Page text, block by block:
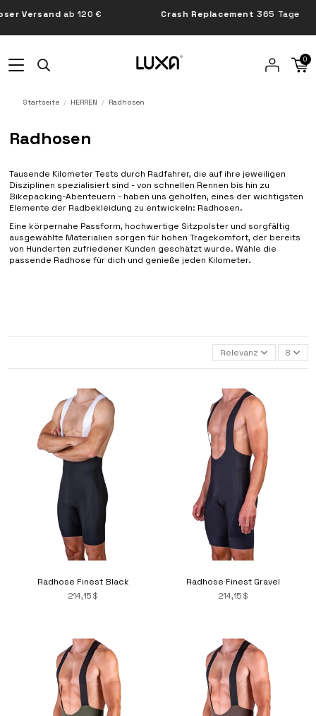
Versandab 120 € Crash Replacement365 Tage
0
Startseite HERREN Radhosen
Radhosen
Tausende Kilometer Tests durch Radfahrer, die auf ihre jeweiligen
Disziplinen spezialisiert sind - von schnellen Rennen bis hin zu
Bikepacking-Abenteuern - haben uns geholfen, eines der wichtigsten
Elemente der Radbekleidung zu entwickeln: Radhosen.
Eine körpernahe Passform, hochwertige Sitzpolster und sorgfältig
ausgewählte Materialien sorgen für hohen Tragekomfort, der bereits
von Hunderten zufriedener Kunden geschätzt wurde. Wähle die
passende Radhose für dich und genieße jeden Kilometer.
Relevanz 8
Radhose Finest Black
214,15 $
Radhose Finest Gravel
214,15 $